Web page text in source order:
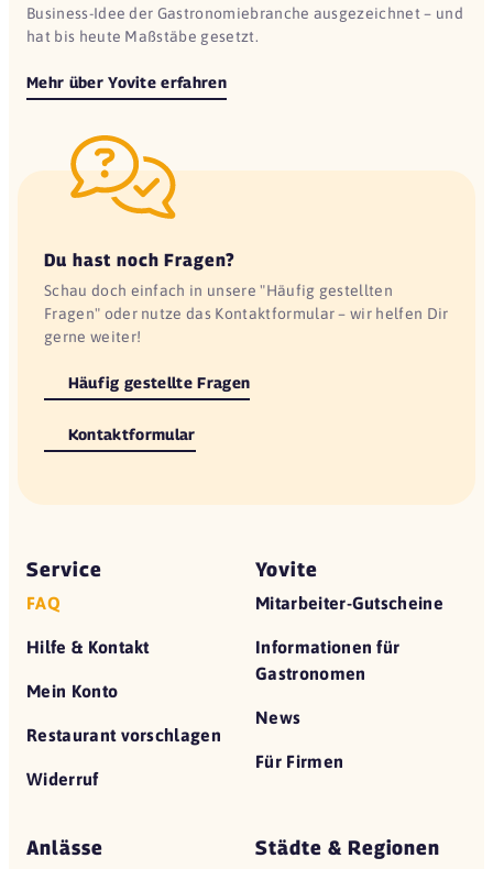
Business-Idee der Gastronomiebranche ausgezeichnet – und
hat bis heute Maßstäbe gesetzt.
Mehr über Yovite erfahren
Du hast noch Fragen?
Schau doch einfach in unsere "Häufig gestellten
Fragen" oder nutze das Kontaktformular – wir helfen Dir
gerne weiter!
Häufig gestellte Fragen
Kontaktformular
Service
FAQ
Hilfe & Kontakt
Mein Konto
Restaurant vorschlagen
Widerruf
Yovite
Mitarbeiter-Gutscheine
Informationen für
Gastronomen
News
Für Firmen
Anlässe Städte & Regionen